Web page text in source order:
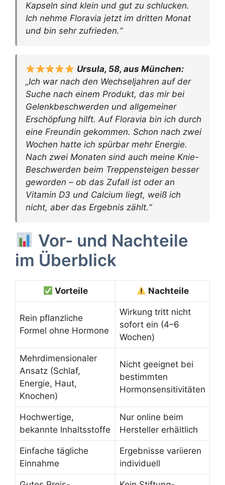
Kapseln sind klein und gut zu schlucken.
Ich nehme Floravia jetzt im dritten Monat
und bin sehr zufrieden.“
Ursula, 58, aus München:
„Ich war nach den Wechseljahren auf der
Suche nach einem Produkt, das mir bei
Gelenkbeschwerden und allgemeiner
Erschöpfung hilft. Auf Floravia bin ich durch
eine Freundin gekommen. Schon nach zwei
Wochen hatte ich spürbar mehr Energie.
Nach zwei Monaten sind auch meine Knie-
Beschwerden beim Treppensteigen besser
geworden – ob das Zufall ist oder an
Vitamin D3 und Calcium liegt, weiß ich
nicht, aber das Ergebnis zählt.“
Vor- und Nachteile
im Überblick
Vorteile Nachteile
Rein pflanzliche
Formel ohne Hormone
Wirkung tritt nicht
sofort ein (4–6
Wochen)
Mehrdimensionaler
Ansatz (Schlaf,
Energie, Haut,
Knochen)
Nicht geeignet bei
bestimmten
Hormonsensitivitäten
Hochwertige,
bekannte Inhaltsstoffe
Nur online beim
Hersteller erhältlich
Einfache tägliche
Einnahme
Ergebnisse variieren
individuell